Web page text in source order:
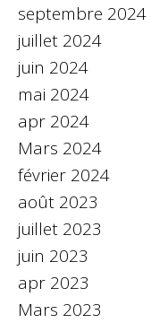
septembre 2024
juillet 2024
juin 2024
mai 2024
apr 2024
Mars 2024
février 2024
août 2023
juillet 2023
juin 2023
apr 2023
Mars 2023